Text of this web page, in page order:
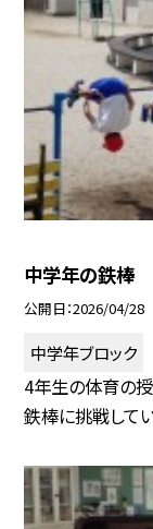
中学年の鉄棒
公開日 2026/04/28
中学年ブロック
4年生の体育の授
鉄棒に挑戦して